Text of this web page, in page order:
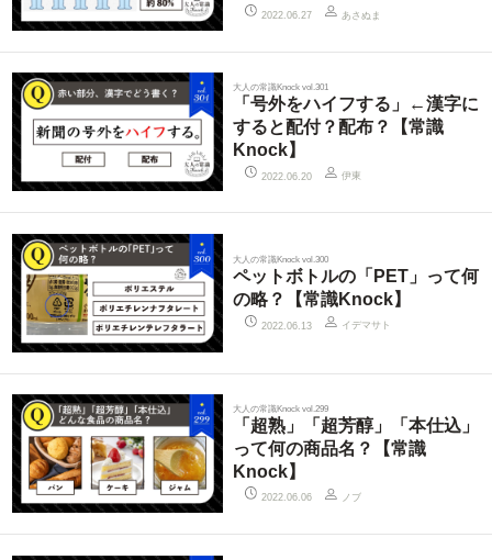
2022.06.27 あさぬま
大人の常識Knock vol.301
「号外をハイフする」←漢字に
すると配付？配布？【常識
Knock】
2022.06.20 伊東
大人の常識Knock vol.300
ペットボトルの「PET」って何
の略？【常識Knock】
2022.06.13 イデマサト
大人の常識Knock vol.299
「超熟」「超芳醇」「本仕込」
って何の商品名？【常識
Knock】
2022.06.06 ノブ